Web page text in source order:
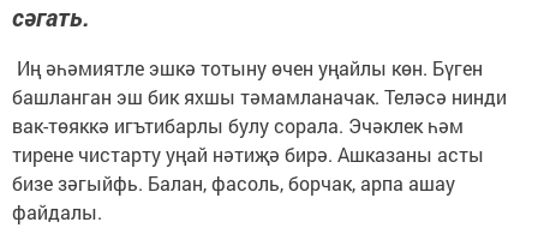
сәгать.
Иң әһәмиятле эшкә тотыну өчен уңайлы көн. Бүген
башланган эш бик яхшы тәмамланачак. Теләсә нинди
вак-төяккә игътибарлы булу сорала. Эчәклек һәм
тирене чистарту уңай нәтиҗә бирә. Ашказаны асты
бизе зәгыйфь. Балан, фасоль, борчак, арпа ашау
файдалы.